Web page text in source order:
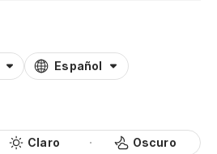
Español
Claro Oscuro